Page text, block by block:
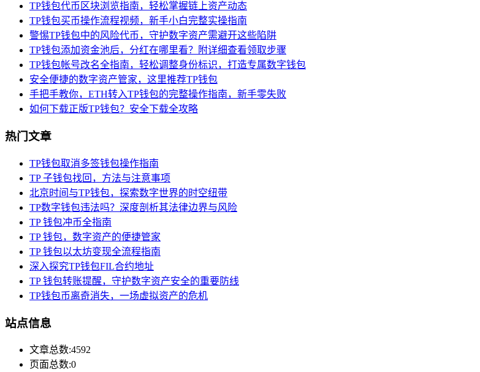
TP钱包代币区块浏览指南，轻松掌握链上资产动态
TP钱包买币操作流程视频，新手小白完整实操指南
警惕TP钱包中的风险代币，守护数字资产需避开这些陷阱
TP钱包添加资金池后，分红在哪里看？附详细查看领取步骤
TP钱包帐号改名全指南，轻松调整身份标识，打造专属数字钱包
安全便捷的数字资产管家，这里推荐TP钱包
手把手教你，ETH转入TP钱包的完整操作指南，新手零失败
如何下载正版TP钱包？安全下载全攻略
热门文章
TP钱包取消多签钱包操作指南
TP 子钱包找回，方法与注意事项
北京时间与TP钱包，探索数字世界的时空纽带
TP数字钱包违法吗？深度剖析其法律边界与风险
TP 钱包冲币全指南
TP 钱包，数字资产的便捷管家
TP 钱包以太坊变现全流程指南
深入探究TP钱包FIL合约地址
TP 钱包转账提醒，守护数字资产安全的重要防线
TP钱包币离奇消失，一场虚拟资产的危机
站点信息
文章总数:4592
页面总数:0